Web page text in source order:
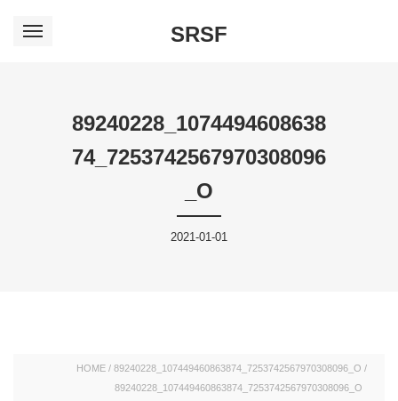
SRSF
89240228_1074494608638
74_7253742567970308096
_O
2021-01-01
HOME / 89240228_107449460863874_7253742567970308096_O /
89240228_107449460863874_7253742567970308096_O